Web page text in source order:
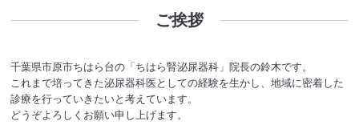
ご挨拶
千葉県市原市ちはら台の「ちはら腎泌尿器科」院長の鈴木です。
これまで培ってきた泌尿器科医としての経験を生かし、地域に密着した
診療を行っていきたいと考えています。
どうぞよろしくお願い申し上げます。